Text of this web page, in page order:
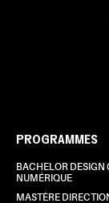
PROGRAMMES
BACHELOR DESIGN
NUMÉRIQUE
MASTÈRE